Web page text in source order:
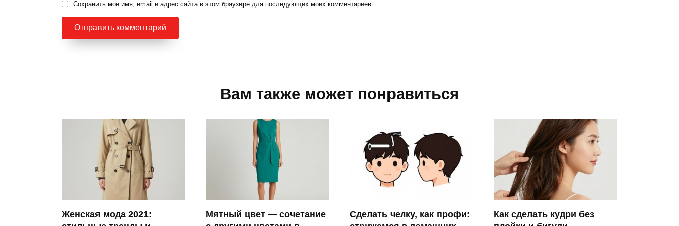
Сохранить моё имя, email и адрес сайта в этом браузере для последующих моих комментариев.
Вам также может понравиться
Женская мода 2021:
Мятный цвет — сочетание
Сделать челку, как профи:
Как сделать кудри без